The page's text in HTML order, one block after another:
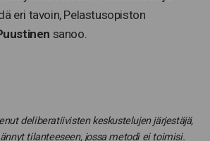
eri tavoin, Pelastusopiston
sanoo.
deliberatiivisten keskustelujen järjestäjä,
tilanteeseen, jossa metodi ei toimisi.